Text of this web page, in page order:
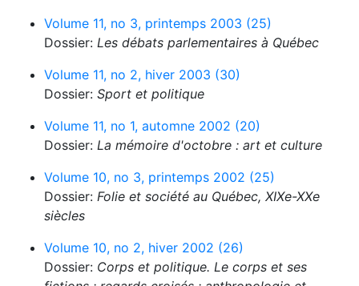
Volume 11, no 3, printemps 2003 (25)
Dossier: Les débats parlementaires à Québec
Volume 11, no 2, hiver 2003 (30)
Dossier: Sport et politique
Volume 11, no 1, automne 2002 (20)
Dossier: La mémoire d'octobre : art et culture
Volume 10, no 3, printemps 2002 (25)
Dossier: Folie et société au Québec, XIXe-XXe
siècles
Volume 10, no 2, hiver 2002 (26)
Dossier: Corps et politique. Le corps et ses